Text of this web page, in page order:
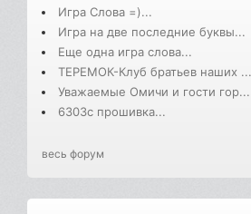
Игра Слова =)...
Игра на две последние буквы...
Еще одна игра слова...
ТЕРЕМОК-Клуб братьев наших ...
Уважаемые Омичи и гости гор...
6303с прошивка...
весь форум